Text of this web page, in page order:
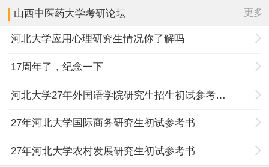
山西中医药大学考研论坛 更多
河北大学应用心理研究生情况你了解吗
17周年了，纪念一下
河北大学27年外国语学院研究生招生初试参考书目调整
27年河北大学国际商务研究生初试参考书
27年河北大学农村发展研究生初试参考书